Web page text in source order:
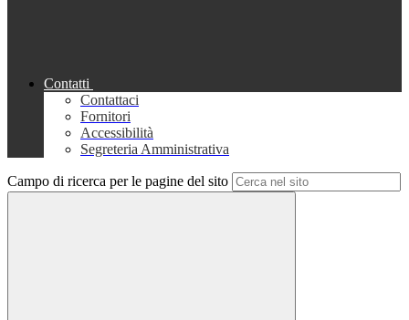
Contatti
Contattaci
Fornitori
Accessibilità
Segreteria Amministrativa
Campo di ricerca per le pagine del sito